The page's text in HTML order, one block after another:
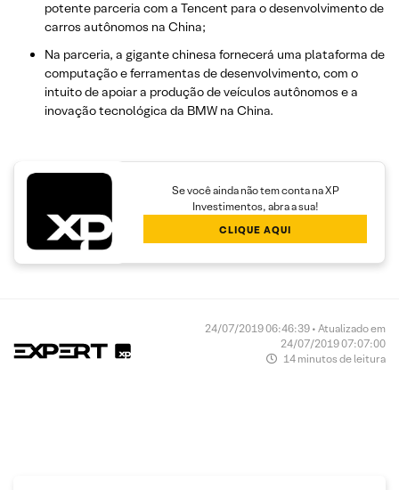
potente parceria com a Tencent para o desenvolvimento de
carros autônomos na China;
Na parceria, a gigante chinesa fornecerá uma plataforma de
computação e ferramentas de desenvolvimento, com o
intuito de apoiar a produção de veículos autônomos e a
inovação tecnológica da BMW na China.
Se você ainda não tem conta na XP
Investimentos, abra a sua!
CLIQUE AQUI
24/07/2019 06:46:39 • Atualizado em
24/07/2019 07:07:00
14 minutos de leitura